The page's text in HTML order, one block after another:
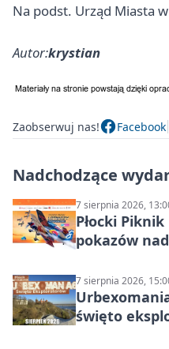
Na podst. Urząd Miasta w
Autor:krystian
Zaobserwuj nas! Facebook
Nadchodzące
7 sierpnia 2026,
Płocki
pokazów
7 sierpnia 2026,
święto